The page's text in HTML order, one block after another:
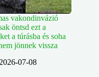
vakondinvázió
öntsd ezt a
a túrásba és soha
jönnek vissza
2026-07-08